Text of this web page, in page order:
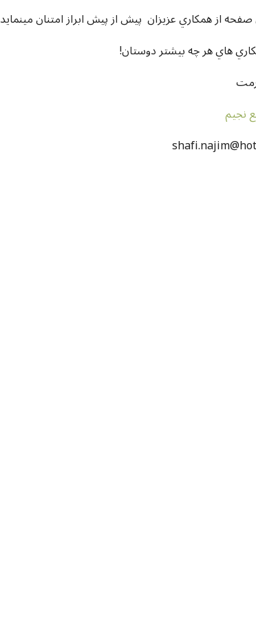
صفحه از همکاري عزيزان پيش از پيش ابراز امتنان مينمايد
هاي هر چه بيشتر دوستان
نجيم